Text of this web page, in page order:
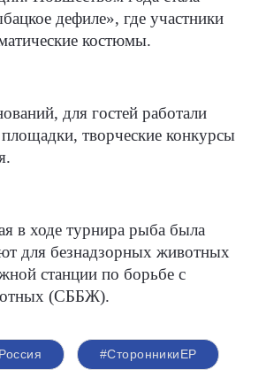
дефиле», где участники
костюмы.
для гостей работали
творческие конкурсы
в ходе турнира рыба была
для безнадзорных животных
станции по борьбе с
(СББЖ).
#СторонникиЕР